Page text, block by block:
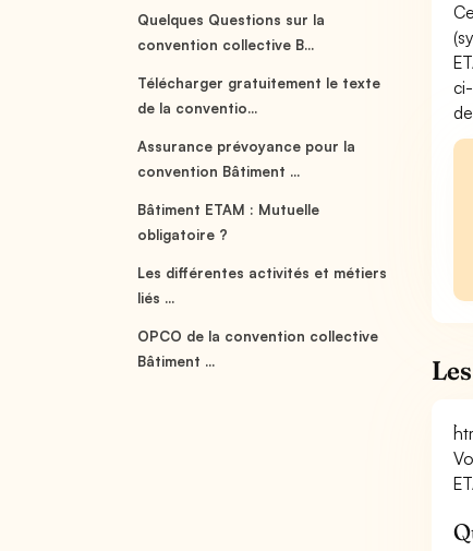
Quelques Questions sur la
convention collective B...
Télécharger gratuitement le texte
de la conventio...
Assurance prévoyance pour la
convention Bâtiment ...
Bâtiment ETAM : Mutuelle
obligatoire ?
Les différentes activités et métiers
liés ...
OPCO de la convention collective
Bâtiment ...